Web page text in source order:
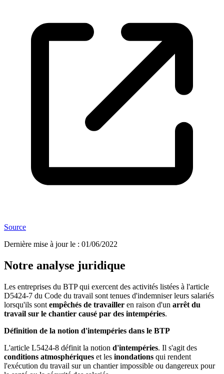
Source
Dernière mise à jour le : 01/06/2022
Notre analyse juridique
Les entreprises du BTP qui exercent des activités listées à l'article
D5424-7 du Code du travail sont tenues d'indemniser leurs salariés
lorsqu'ils sont empêchés de travailler en raison d'un arrêt du
travail sur le chantier causé par des intempéries.
Définition de la notion d'intempéries dans le BTP
L'article L5424-8 définit la notion d'intempéries. Il s'agit des
conditions atmosphériques et les inondations qui rendent
l'exécution du travail sur un chantier impossible ou dangereux pour